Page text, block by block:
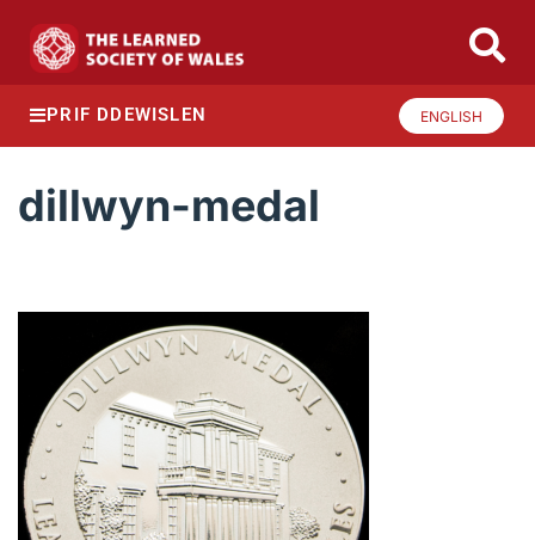
PRIF DDEWISLEN ENGLISH
dillwyn-medal